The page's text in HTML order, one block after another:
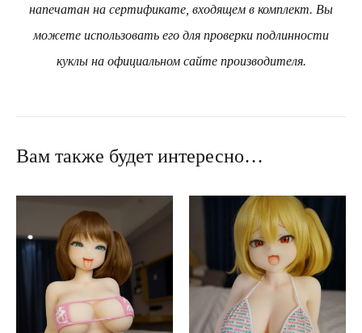
напечатан на сертификате, входящем в комплект. Вы
можете использовать его для проверки подлинности
куклы на официальном сайте производителя.
Вам также будет интересно…